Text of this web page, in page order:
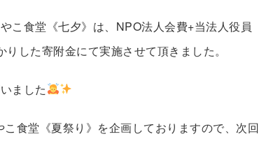
こ食堂《七夕》は、NPO法人会費+当法人役員
した寄附金にて実施させて頂きました。
ました
食堂《夏祭り》を企画しておりますので、次回